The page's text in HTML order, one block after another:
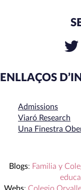
ENLLAÇOS
Admissions
Viaró Research
Una Finestra
Blogs: Familia y
Webs: Colegio